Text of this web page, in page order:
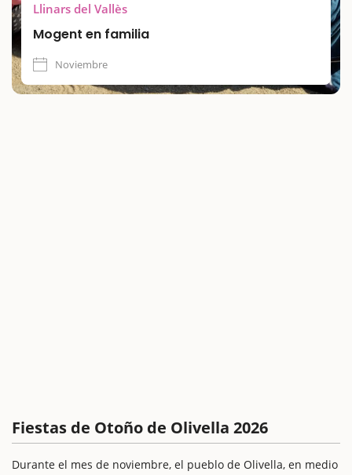
Llinars del Vallès
Mogent en familia
Noviembre
Fiestas de Otoño de Olivella 2026
Durante el mes de noviembre, el pueblo de Olivella, en medio